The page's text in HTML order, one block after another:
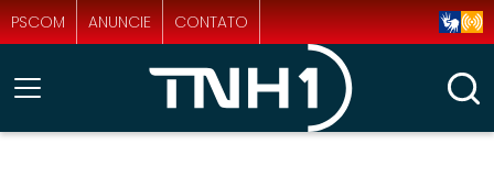
PSCOM ANUNCIE CONTATO